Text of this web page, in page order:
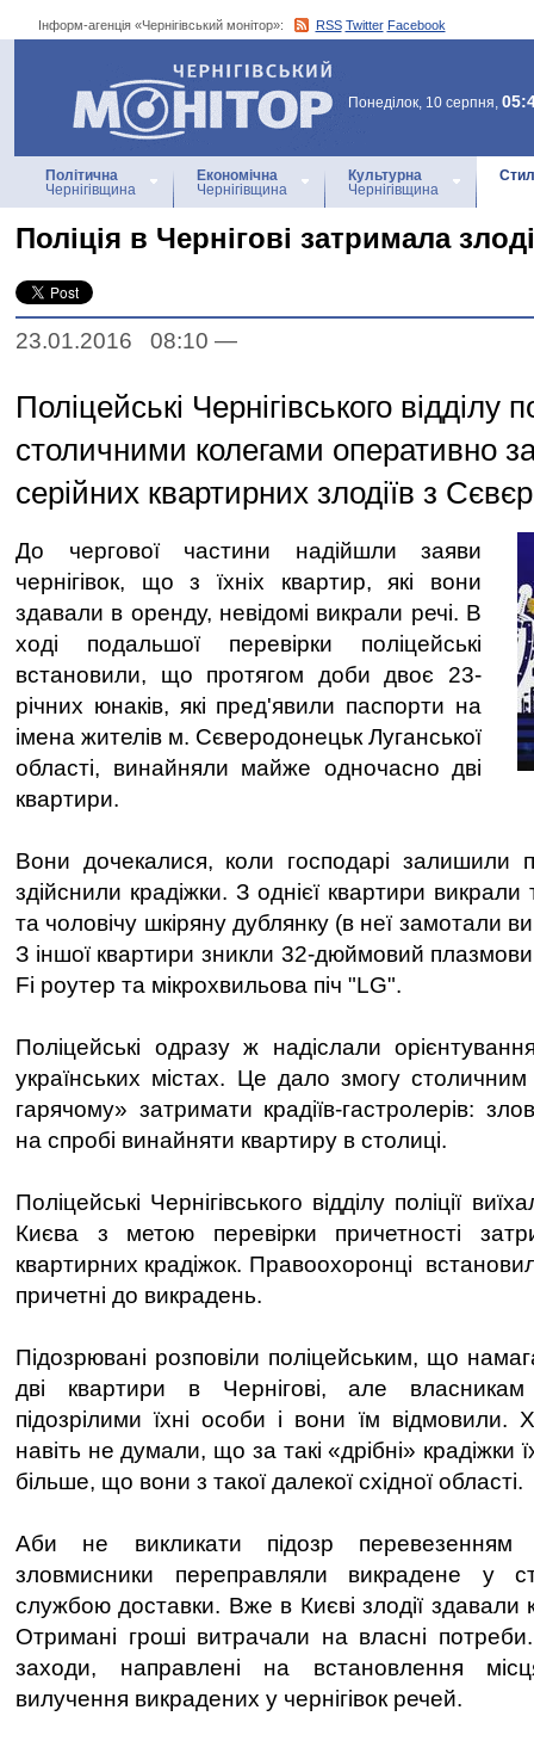
Інформ-агенція «Чернігівський монітор»: RSS Twitter Facebook
Інформ-агенція
«Чернігівський монітор»
Понеділок, 10 серпня,
Політична
Чернігівщина
Економічна
Чернігівщина
Культурна
Чернігівщина
Поліція в Чернігові затримала
23.01.2016 08:10 —
Поліцейські Чернігівського відділу
столичними колегами оперативно
серійних квартирних злодіїв з
До чергової частини надійшли заяви
чернігівок, що з їхніх квартир, які вони
здавали в оренду, невідомі викрали речі. В
ході подальшої перевірки поліцейські
встановили, що протягом доби двоє 23-
річних юнаків, які пред'явили паспорти на
імена жителів м. Сєверодонецьк Луганської
області, винайняли майже одночасно дві
квартири.
Вони дочекалися, коли господарі залишили
здійснили крадіжки. З однієї квартири
та чоловічу шкіряну дублянку (в неї замотали
З іншої квартири зникли 32-дюймовий
Fi роутер та мікрохвильова піч "LG".
Поліцейські одразу ж надіслали
українських містах. Це дало змогу
гарячому» затримати крадіїв-гастролерів:
на спробі винайняти квартиру в столиці.
Поліцейські Чернігівського відділу поліції
Києва з метою перевірки причетності
квартирних крадіжок. Правоохоронці
причетні до викрадень.
Підозрювані розповіли поліцейським, що
дві квартири в Чернігові, але
підозрілими їхні особи і вони їм відмовили.
навіть не думали, що за такі «дрібні» крадіжки
більше, що вони з такої далекої східної області.
Аби не викликати підозр перевезенням
зловмисники переправляли викрадене у
службою доставки. Вже в Києві злодії
Отримані гроші витрачали на власні
заходи, направлені на встановлення
вилучення викрадених у чернігівок речей.